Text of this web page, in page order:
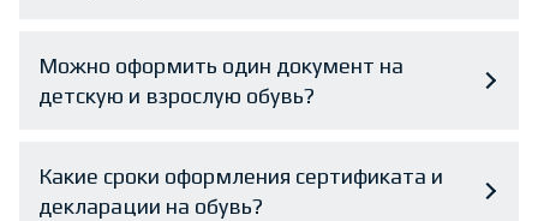
Можно оформить один документ на
детскую и взрослую обувь?
Какие сроки оформления сертификата и
декларации на обувь?